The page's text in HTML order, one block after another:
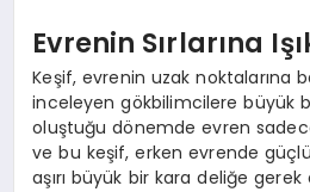
Evrenin Sırlarına
Keşif, evrenin uzak noktalarına
inceleyen gökbilimcilere büyük
oluştuğu dönemde evren
ve bu keşif, erken evrende
aşırı büyük bir kara deliğe gerek